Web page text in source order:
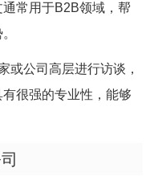
常用于B2B领域，帮
或公司高层进行访谈，
很强的专业性，能够